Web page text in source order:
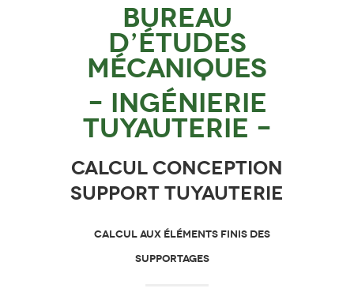
Bureau
d’études
mécaniques
– Ingénierie
tuyauterie –
Calcul conception
Support Tuyauterie
CALCUL AUX ÉLÉMENTS FINIS DES
SUPPORTAGES